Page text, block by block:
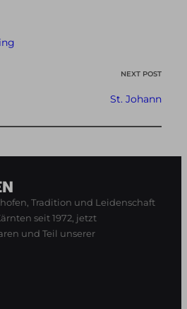
NEXT POST
St. Johann
Tradition und Leidenschaft
seit 1972, jetzt
und Teil unserer